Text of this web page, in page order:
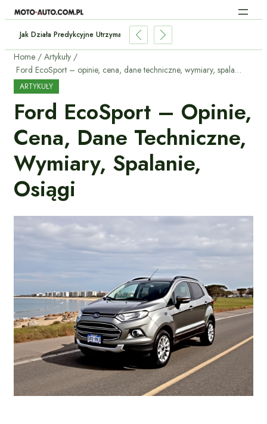
W Używanym Elektryku?
Home
Artykuły
Ford EcoSport – opinie, cena, dane techniczne, wymiary, spalanie, osiągi
ARTYKUŁY
Ford EcoSport – Opinie,
Cena, Dane Techniczne,
Wymiary, Spalanie,
Osiągi